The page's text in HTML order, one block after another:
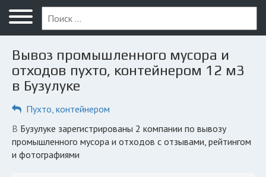
Меню
Главная
Вопрос юристу
Бузулук
ПОЛЬЗОВАТЕЛЯМ
Компании
Экоблог
Вывоз промышленного мусора и
отходов пухто, контейнером 12 м3
в Бузулуке
Пухто, контейнером
в Бузулуке зарегистрированы 2 компании по вывозу
промышленного мусора и отходов с отзывами, рейтингом
и фотографиями